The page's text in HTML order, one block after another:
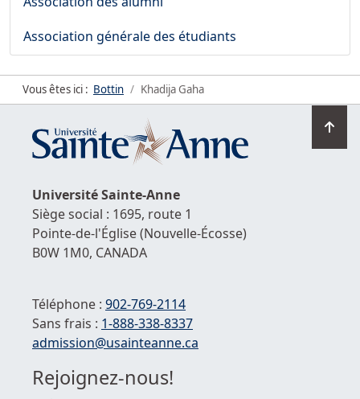
Association générale des étudiants
Vous êtes ici : Bottin Khadija Gaha
en
UniversitéSainte-Anne
Siège social : 1695, route 1
Pointe-de-l'Église(Nouvelle-Écosse)
B0W 1M0, CANADA
Téléphone : 902-769-2114
Sans frais : 1-888-338-8337
Courriel :
admission@usainteanne.ca
Rejoignez-nous!